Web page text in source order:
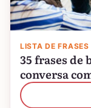
LISTA DE FRASES
35 frases de
conversa